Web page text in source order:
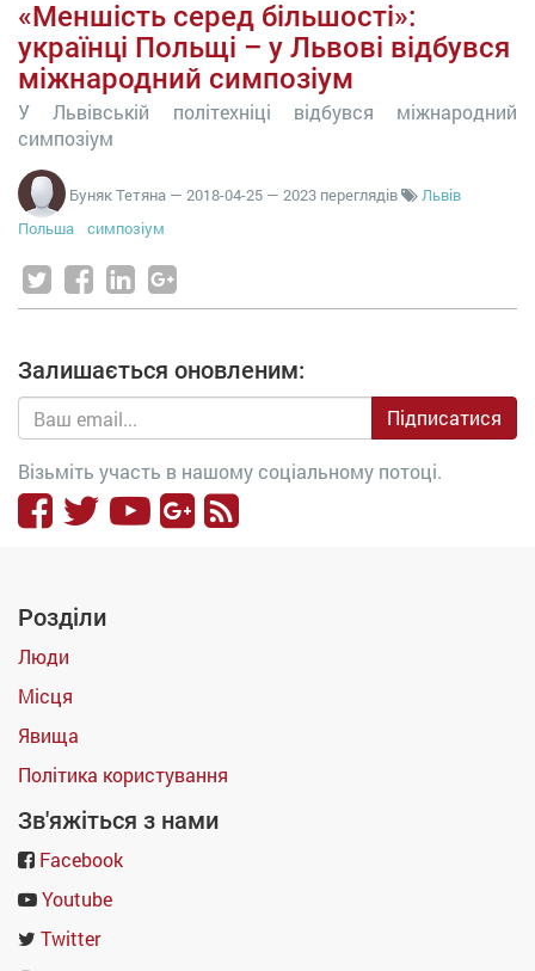
«Меншість серед більшості»:
українці Польщі – у Львові відбувся
міжнародний симпозіум
У Львівській політехніці відбувся міжнародний
симпозіум
Буняк Тетяна — 2018-04-25 — 2023 переглядів
Львів
Польша
симпозіум
Залишається оновленим:
Підписатися
Візьміть участь в нашому соціальному потоці.
Розділи
Люди
Місця
Явища
Політика користування
Зв'яжіться з нами
Facebook
Youtube
Twitter